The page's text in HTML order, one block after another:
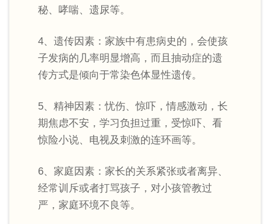
秘、哮喘、遗尿等。
4、遗传因素：家族中有患病史的，会使孩
子发病的几率明显增高，而且抽动症的遗
传方式是倾向于常染色体显性遗传。
5、精神因素：忧伤、惊吓，情感激动，长
期焦虑不安，学习负担过重，受惊吓、看
惊险小说、电视及刺激的连环画等。
6、家庭因素：家长的关系紧张或者离异、
经常训斥或者打骂孩子，对小孩管教过
严，家庭环境不良等。